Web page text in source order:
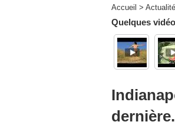
Accueil >
Quelques